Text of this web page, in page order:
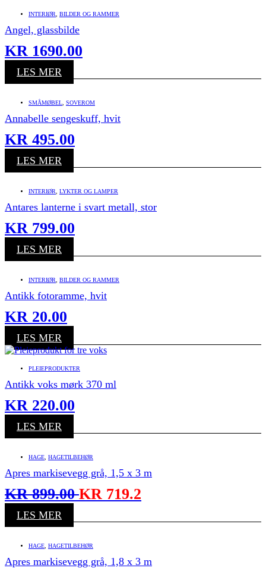
INTERIØR BILDER OG RAMMER
Angel, glassbilde
KR 1690.00
LES MER
SMÅMØBEL SOVEROM
Annabelle sengeskuff, hvit
KR 495.00
LES MER
INTERIØR LYKTER OG LAMPER
Antares lanterne i svart metall, stor
KR 799.00
LES MER
INTERIØR BILDER OG RAMMER
Antikk fotoramme, hvit
KR 20.00
LES MER
PLEIEPRODUKTER
Antikk voks mørk 370 ml
KR 220.00
LES MER
HAGE HAGETILBEHØR
Apres markisevegg grå, 1,5 x 3 m
KR899.00KR 719.2
LES MER
HAGE HAGETILBEHØR
Apres markisevegg grå, 1,8 x 3 m